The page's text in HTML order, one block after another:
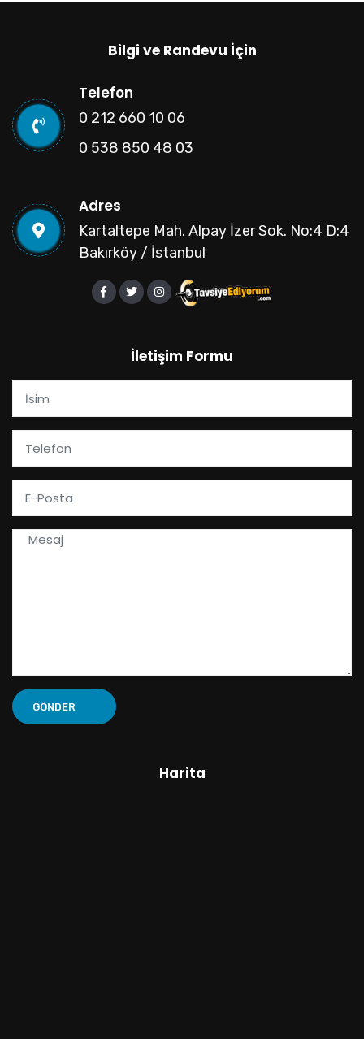
Bilgi ve Randevu İçin
Telefon
0 212 660 10 06
0 538 850 48 03
Adres
Kartaltepe Mah. Alpay İzer Sok. No:4 D:4
Bakırköy / İstanbul
İletişim Formu
Harita